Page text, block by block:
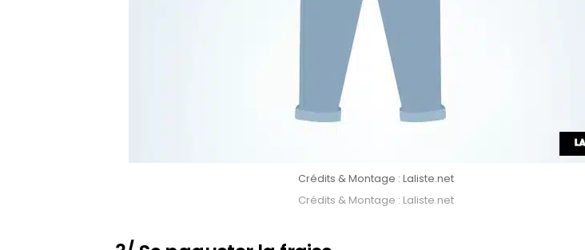
Crédits & Montage : Laliste.net
Crédits & Montage : Laliste.net